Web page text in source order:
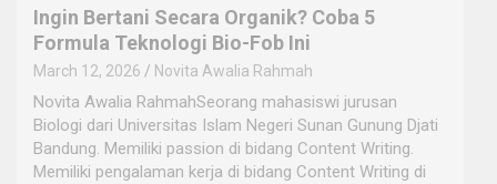
Ingin Bertani Secara Organik? Coba 5
Formula Teknologi Bio-Fob Ini
March 12, 2026 Novita Awalia Rahmah
Novita Awalia RahmahSeorang mahasiswi jurusan
Biologi dari Universitas Islam Negeri Sunan Gunung Djati
Bandung. Memiliki passion di bidang Content Writing.
Memiliki pengalaman kerja di bidang Content Writing di